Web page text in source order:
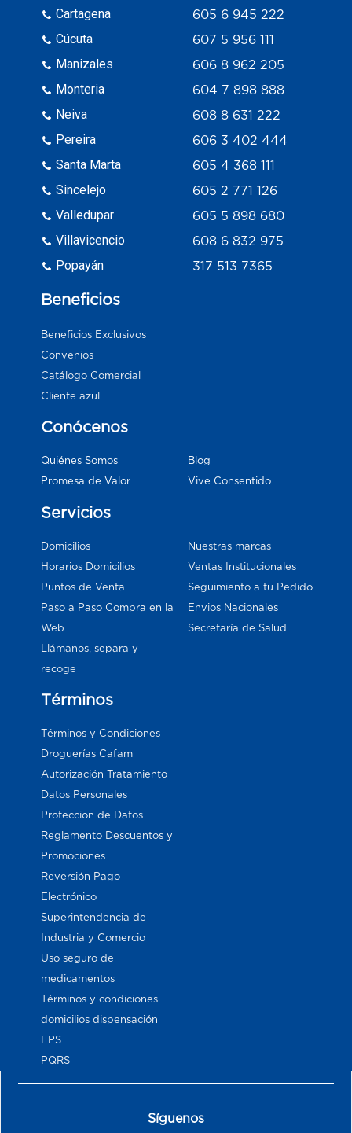
Cartagena
Cúcuta
Manizales
Monteria
Neiva
Pereira
Santa Marta
Sincelejo
Valledupar
Villavicencio
Popayán
605 6 945 222
607 5 956 111
606 8 962 205
604 7 898 888
608 8 631 222
606 3 402 444
605 4 368 111
605 2 771 126
605 5 898 680
608 6 832 975
317 513 7365
Beneficios
Beneficios Exclusivos
Convenios
Catálogo Comercial
Cliente azul
Conócenos
Quiénes Somos
Promesa de Valor
Blog
Vive Consentido
Servicios
Domicilios
Horarios Domicilios
Puntos de Venta
Paso a Paso Compra en la
Web
Llámanos, separa y
recoge
Nuestras marcas
Ventas Institucionales
Seguimiento a tu Pedido
Envios Nacionales
Secretaría de Salud
Términos
Términos y Condiciones
Droguerías Cafam
Autorización Tratamiento
Datos Personales
Proteccion de Datos
Reglamento Descuentos y
Promociones
Reversión Pago
Electrónico
Superintendencia de
Industria y Comercio
Uso seguro de
medicamentos
Términos y condiciones
domicilios dispensación
EPS
PQRS
Síguenos